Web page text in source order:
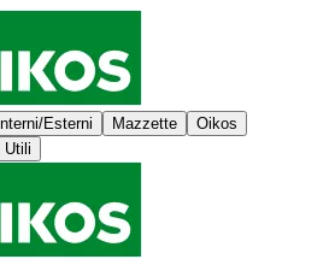
Esterni Mazzette Oikos
Utili